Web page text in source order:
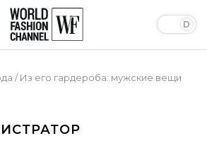
/Из его гардероба: мужские вещи